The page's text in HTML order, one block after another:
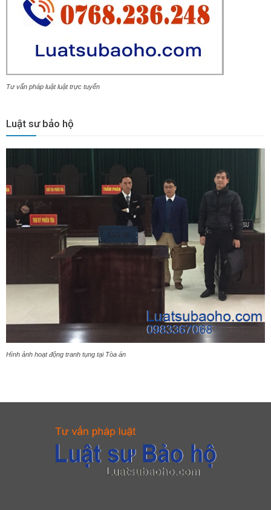
Tư vấn pháp luật luật trực tuyến
Luật sư bảo hộ
Hình ảnh hoạt động tranh tụng tại Tòa án